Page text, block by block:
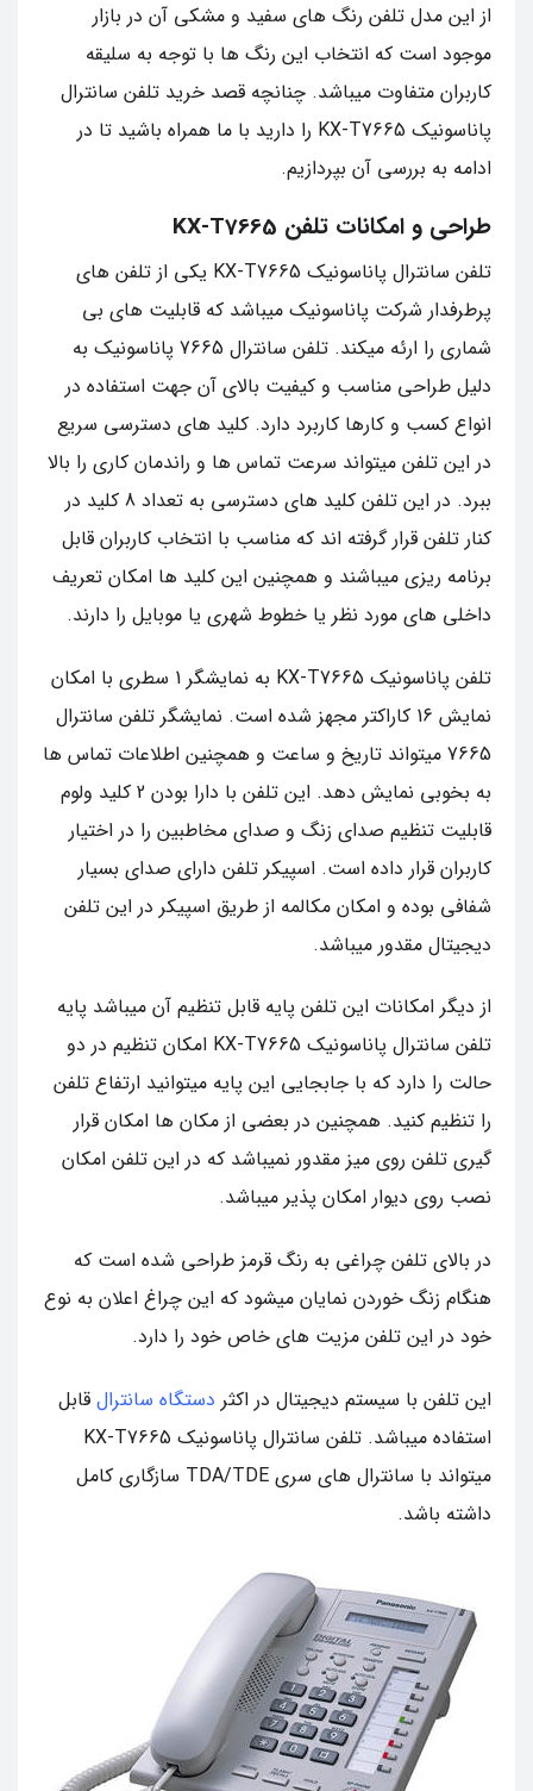
از این مدل تلفن رنگ های سفید و مشکی آن در بازار
موجود است که انتخاب این رنگ ها با توجه به سلیقه
کاربران متفاوت میباشد. چنانچه قصد خرید تلفن سانترال
پاناسونیک KX-T7665 را دارید با ما همراه باشید تا در
ادامه به بررسی آن بپردازیم.
طراحی و امکانات تلفن KX-T7665
تلفن سانترال پاناسونیک KX-T7665 یکی از تلفن های
پرطرفدار شرکت پاناسونیک میباشد که قابلیت های بی
شماری را ارئه میکند. تلفن سانترال 7665 پاناسونیک به
دلیل طراحی مناسب و کیفیت بالای آن جهت استفاده در
انواع کسب و کارها کاربرد دارد. کلید های دسترسی سریع
در این تلفن میتواند سرعت تماس ها و راندمان کاری را بالا
ببرد. در این تلفن کلید های دسترسی به تعداد 8 کلید در
کنار تلفن قرار گرفته اند که مناسب با انتخاب کاربران قابل
برنامه ریزی میباشند و همچنین این کلید ها امکان تعریف
داخلی های مورد نظر یا خطوط شهری یا موبایل را دارند.
تلفن پاناسونیک KX-T7665 به نمایشگر 1 سطری با امکان
نمایش 16 کاراکتر مجهز شده است. نمایشگر تلفن سانترال
7665 میتواند تاریخ و ساعت و همچنین اطلاعات تماس ها
به بخوبی نمایش دهد. این تلفن با دارا بودن 2 کلید ولوم
قابلیت تنظیم صدای زنگ و صدای مخاطبین را در اختیار
کاربران قرار داده است. اسپیکر تلفن دارای صدای بسیار
شفافی بوده و امکان مکالمه از طریق اسپیکر در این تلفن
دیجیتال مقدور میباشد.
از دیگر امکانات این تلفن پایه قابل تنظیم آن میباشد پایه
تلفن سانترال پاناسونیک KX-T7665 امکان تنظیم در دو
حالت را دارد که با جابجایی این پایه میتوانید ارتفاع تلفن
را تنظیم کنید. همچنین در بعضی از مکان ها امکان قرار
گیری تلفن روی میز مقدور نمیباشد که در این تلفن امکان
نصب روی دیوار امکان پذیر میباشد.
در بالای تلفن چراغی به رنگ قرمز طراحی شده است که
هنگام زنگ خوردن نمایان میشود که این چراغ اعلان به نوع
خود در این تلفن مزیت های خاص خود را دارد.
این تلفن با سیستم دیجیتال در اکثر دستگاه سانترال قابل
استفاده میباشد. تلفن سانترال پاناسونیک KX-T7665
میتواند با سانترال های سری TDA/TDE سازگاری کامل
داشته باشد.